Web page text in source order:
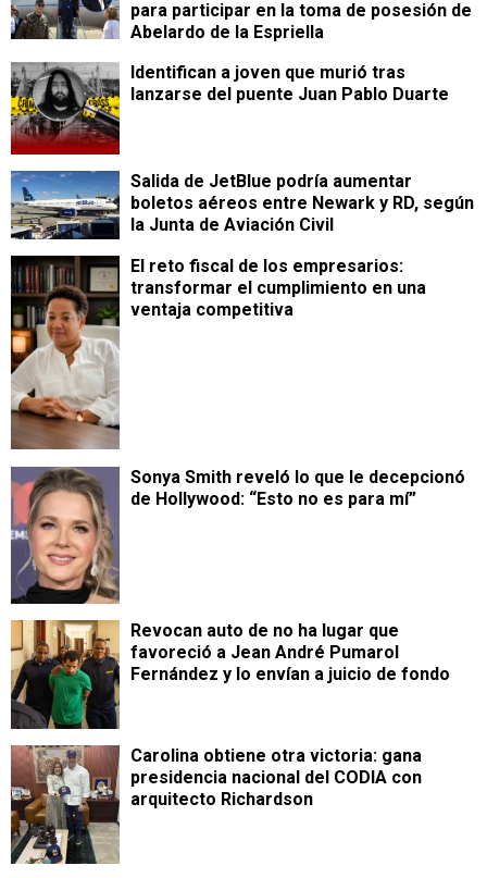
para participar en la toma de posesión de
Abelardo de la Espriella
Identifican a joven que murió tras
lanzarse del puente Juan Pablo Duarte
Salida de JetBlue podría aumentar
boletos aéreos entre Newark y RD, según
la Junta de Aviación Civil
​El reto fiscal de los empresarios:
transformar el cumplimiento en una
ventaja competitiva
Sonya Smith reveló lo que le decepcionó
de Hollywood: “Esto no es para mí”
Revocan auto de no ha lugar que
favoreció a Jean André Pumarol
Fernández y lo envían a juicio de fondo
Carolina obtiene otra victoria: gana
presidencia nacional del CODIA con
arquitecto Richardson